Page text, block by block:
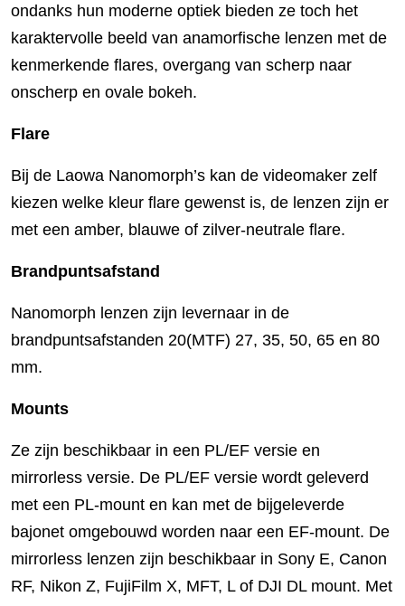
ondanks hun moderne optiek bieden ze toch het
karaktervolle beeld van anamorfische lenzen met de
kenmerkende flares, overgang van scherp naar
onscherp en ovale bokeh.
Flare
Bij de Laowa Nanomorph’s kan de videomaker zelf
kiezen welke kleur flare gewenst is, de lenzen zijn er
met een amber, blauwe of zilver-neutrale flare.
Brandpuntsafstand
Nanomorph lenzen zijn levernaar in de
brandpuntsafstanden 20(MTF) 27, 35, 50, 65 en 80
mm.
Mounts
Ze zijn beschikbaar in een PL/EF versie en
mirrorless versie. De PL/EF versie wordt geleverd
met een PL-mount en kan met de bijgeleverde
bajonet omgebouwd worden naar een EF-mount. De
mirrorless lenzen zijn beschikbaar in Sony E, Canon
RF, Nikon Z, FujiFilm X, MFT, L of DJI DL mount. Met